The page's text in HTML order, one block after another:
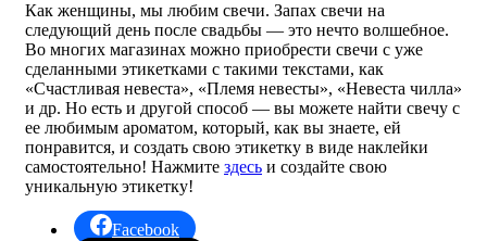
Как женщины, мы любим свечи. Запах свечи на
следующий день после свадьбы — это нечто волшебное.
Во многих магазинах можно приобрести свечи с уже
сделанными этикетками с такими текстами, как
«Счастливая невеста», «Племя невесты», «Невеста чилла»
и др. Но есть и другой способ — вы можете найти свечу с
ее любимым ароматом, который, как вы знаете, ей
понравится, и создать свою этикетку в виде наклейки
самостоятельно! Нажмите здесь и создайте свою
уникальную этикетку!
Facebook